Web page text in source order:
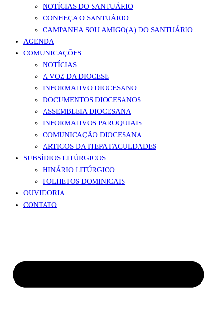
NOTÍCIAS DO SANTUÁRIO
CONHEÇA O SANTUÁRIO
CAMPANHA SOU AMIGO(A) DO SANTUÁRIO
AGENDA
COMUNICAÇÕES
NOTÍCIAS
A VOZ DA DIOCESE
INFORMATIVO DIOCESANO
DOCUMENTOS DIOCESANOS
ASSEMBLEIA DIOCESANA
INFORMATIVOS PAROQUIAIS
COMUNICAÇÃO DIOCESANA
ARTIGOS DA ITEPA FACULDADES
SUBSÍDIOS LITÚRGICOS
HINÁRIO LITÚRGICO
FOLHETOS DOMINICAIS
OUVIDORIA
CONTATO